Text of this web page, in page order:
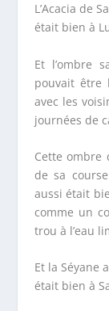
L’Acacia de
était bien à
Et l’ombre
pouvait être
avec les
journées de
Cette ombre
de sa
aussi était
comme un
trou à l’eau
Et la Séyane
était bien à